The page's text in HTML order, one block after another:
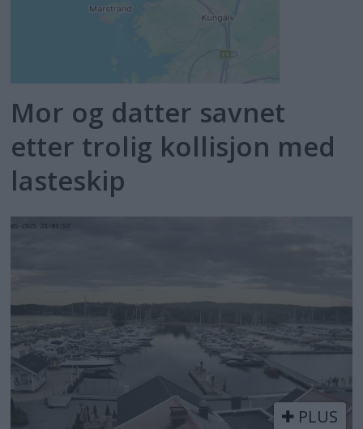
Mor og datter savnet
etter trolig kollisjon med
lasteskip
PLUS